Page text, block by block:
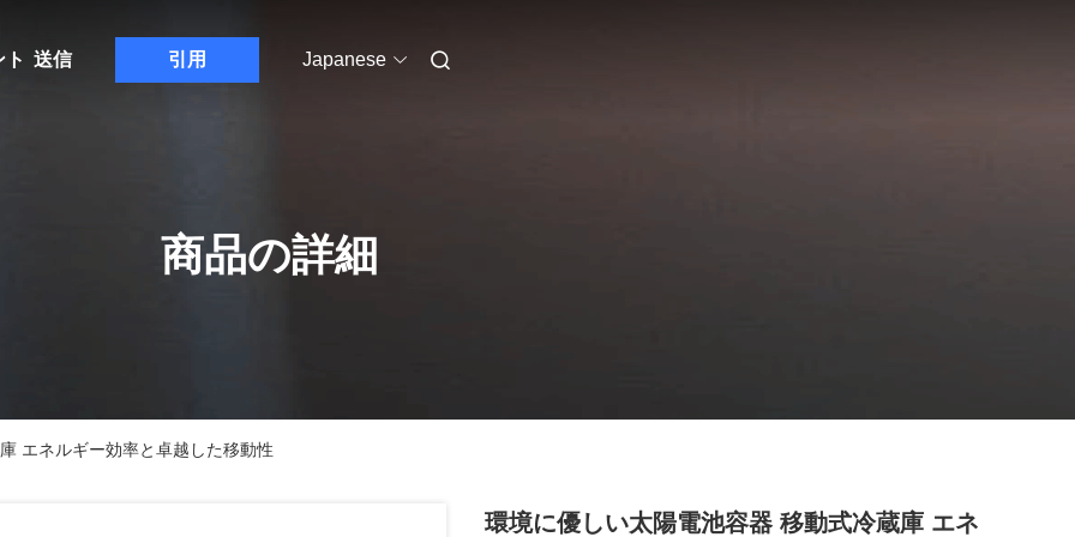
送信 引用 Japanese
商品の詳細
エネルギー効率と卓越した移動性
環境に優しい太陽電池容器 移動式冷蔵庫 エネ